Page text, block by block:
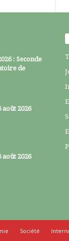
: Seconde
de
août 2026
août 2026
Société